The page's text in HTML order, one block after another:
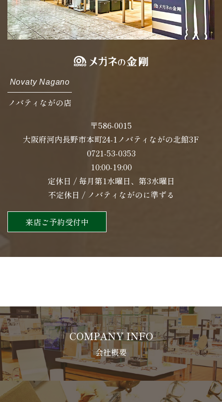
Novaty Nagano
ノバティながの店
〒586-0015
大阪府河内長野市本町24-1ノバティながの北館3F
0721-53-0353
10:00-19:00
定休日 / 毎月第1水曜日、第3水曜日
不定休日 / ノバティながのに準ずる
来店ご予約受付中
COMPANY INFO
会社概要